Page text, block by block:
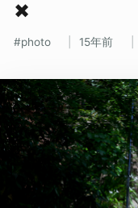
✖
photo 15年前